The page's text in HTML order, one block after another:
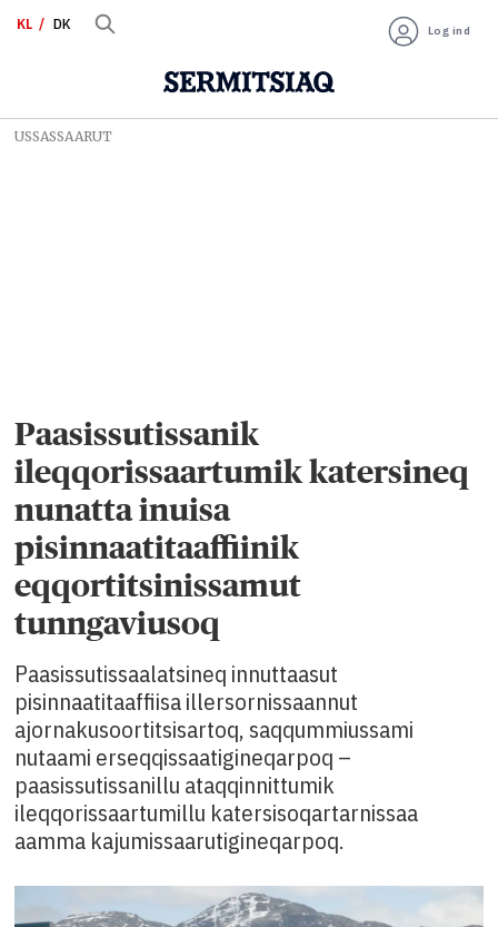
KL DK Log ind
USSASSAARUT
Paasissutissanik
ileqqorissaartumik katersineq
nunatta inuisa
pisinnaatitaaffiinik
eqqortitsinissamut
tunngaviusoq
Paasissutissaalatsineq innuttaasut
pisinnaatitaaffiisa illersornissaannut
ajornakusoortitsisartoq, saqqummiussami
nutaami erseqqissaatigineqarpoq –
paasissutissanillu ataqqinnittumik
ileqqorissaartumillu katersisoqartarnissaa
aamma kajumissaarutigineqarpoq.